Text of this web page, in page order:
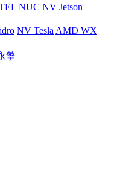
NUC NV Jetson
NV Tesla AMD WX
擎